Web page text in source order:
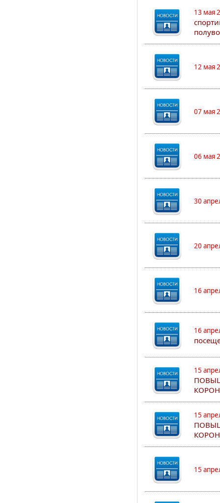
13 мая
12 мая
07 мая
06 мая
30
20
16
16
15
15
15